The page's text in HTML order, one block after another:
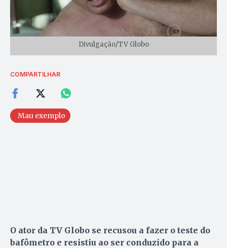
Divulgação/TV Globo
COMPARTILHAR
Mau exemplo
O ator da TV Globo se recusou a fazer o teste do
bafômetro e resistiu ao ser conduzido para a